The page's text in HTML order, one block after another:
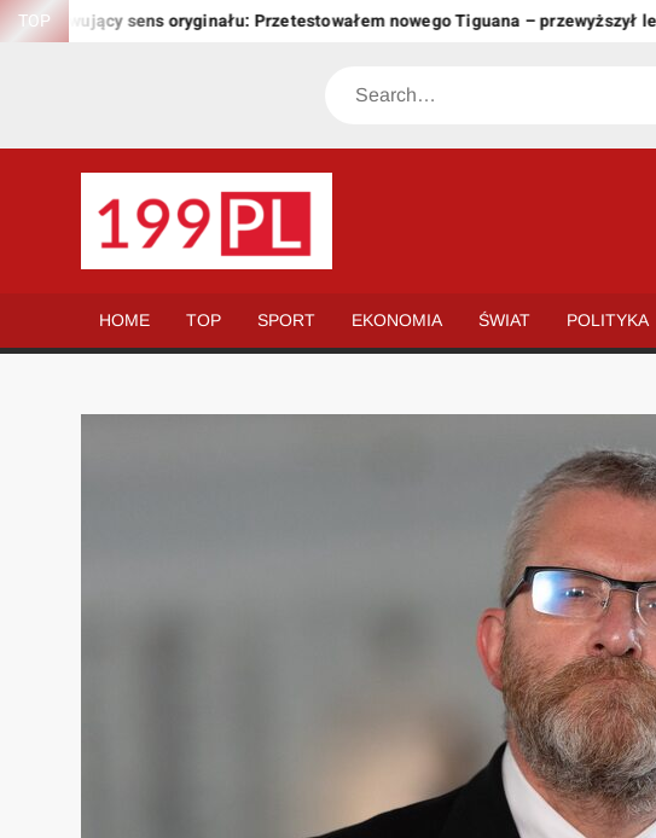
Skip
TOP sens oryginału: Przetestowałem nowego Tiguana – przewyższył
Search
świat
HOME TOP SPORT EKONOMIA ŚWIAT POLITYKA